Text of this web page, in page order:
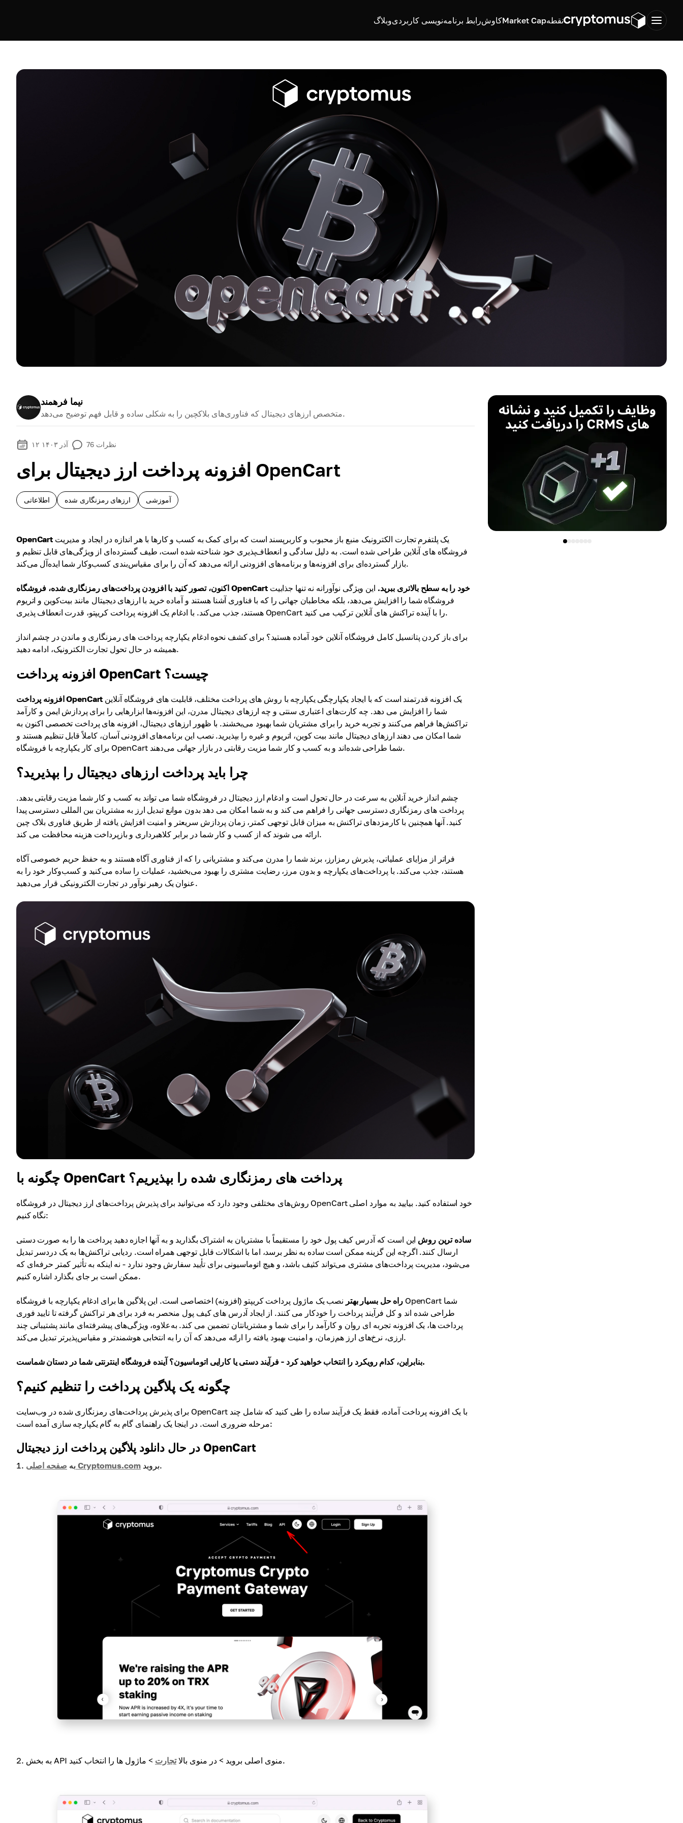
نقطهMarket Capکاوشرابط برنامه‌نویسی کاربردیوبلاگ
نیما فرهمند
متخصص ارزهای دیجیتال که فناوری‌های بلاکچین را به شکلی ساده و قابل فهم توضیح می‌دهد.
۱۲ آذر ۱۴۰۳ 76 نظرات
افزونه پرداخت ارز دیجیتال برای OpenCart
اطلاعاتی ارزهای رمزنگاری شده آموزشی
OpenCart
فروشگاه های آنلاین طراحی شده است. به دلیل سادگی و انعطاف‌پذیری خود شناخته شده است، طیف گسترده‌ای از ویژگی‌های قابل تنظیم و
بازار گسترده‌ای برای افزونه‌ها و برنامه‌های افزودنی ارائه می‌دهد که آن را برای مقیاس‌بندی کسب‌وکار شما ایده‌آل می‌کند.
اکنون، تصور کنید با افزودن پرداخت‌های رمزنگاری شده، فروشگاه OpenCart خود را به سطح بالاتری ببرید. این ویژگی نوآورانه نه تنها جذابیت
فروشگاه شما را افزایش می‌دهد، بلکه مخاطبان جهانی را که با فناوری آشنا هستند و آماده خرید با ارزهای دیجیتال مانند بیت‌کوین و اتریوم
هستند، جذب می‌کند. با ادغام یک افزونه پرداخت کریپتو، قدرت انعطاف پذیری OpenCart را با آینده تراکنش های آنلاین ترکیب می کنید.
برای باز کردن پتانسیل کامل فروشگاه آنلاین خود آماده هستید؟ برای کشف نحوه ادغام یکپارچه پرداخت های رمزنگاری و ماندن در چشم انداز
همیشه در حال تحول تجارت الکترونیک، ادامه دهید.
افزونه پرداخت OpenCart چیست؟
افزونه پرداخت OpenCart
شما را افزایش می دهد. چه کارت‌های اعتباری سنتی و چه ارزهای دیجیتال مدرن، این افزونه‌ها ابزارهایی را برای پردازش ایمن و کارآمد
تراکنش‌ها فراهم می‌کنند و تجربه خرید را برای مشتریان شما بهبود می‌بخشند. با ظهور ارزهای دیجیتال، افزونه های پرداخت تخصصی اکنون به
شما امکان می دهند ارزهای دیجیتال مانند بیت کوین، اتریوم و غیره را بپذیرید. نصب این برنامه‌های افزودنی آسان، کاملاً قابل تنظیم هستند و
برای کار یکپارچه با فروشگاه OpenCart شما طراحی شده‌اند و به کسب و کار شما مزیت رقابتی در بازار جهانی می‌دهند.
چرا باید پرداخت ارزهای دیجیتال را بپذیرید؟
چشم انداز خرید آنلاین به سرعت در حال تحول است و ادغام ارز دیجیتال در فروشگاه شما می تواند به کسب و کار شما مزیت رقابتی بدهد.
پرداخت های رمزنگاری دسترسی جهانی را فراهم می کند و به شما امکان می دهد بدون موانع تبدیل ارز به مشتریان بین المللی دسترسی پیدا
کنید. آنها همچنین با کارمزدهای تراکنش به میزان قابل توجهی کمتر، زمان پردازش سریعتر و امنیت افزایش یافته از طریق فناوری بلاک چین
ارائه می شوند که از کسب و کار شما در برابر کلاهبرداری و بازپرداخت هزینه محافظت می کند.
فراتر از مزایای عملیاتی، پذیرش رمزارز، برند شما را مدرن می‌کند و مشتریانی را که از فناوری آگاه هستند و به حفظ حریم خصوصی آگاه
هستند، جذب می‌کند. با پرداخت‌های یکپارچه و بدون مرز، رضایت مشتری را بهبود می‌بخشید، عملیات را ساده می‌کنید و کسب‌وکار خود را به
عنوان یک رهبر نوآور در تجارت الکترونیکی قرار می‌دهید.
چگونه با OpenCart پرداخت های رمزنگاری شده را بپذیریم؟
روش‌های مختلفی وجود دارد که می‌توانید برای پذیرش پرداخت‌های ارز دیجیتال در فروشگاه OpenCart خود استفاده کنید. بیایید به موارد اصلی
نگاه کنیم:
ساده ترین روش این است که آدرس کیف پول خود را مستقیماً با مشتریان به اشتراک بگذارید و به آنها اجازه دهید پرداخت ها را به صورت دستی
ارسال کنند. اگرچه این گزینه ممکن است ساده به نظر برسد، اما با اشکالات قابل توجهی همراه است. ردیابی تراکنش‌ها به یک دردسر تبدیل
می‌شود، مدیریت پرداخت‌های مشتری می‌تواند کثیف باشد، و هیچ اتوماسیونی برای تأیید سفارش وجود ندارد - نه اینکه به تأثیر کمتر حرفه‌ای که
ممکن است بر جای بگذارد اشاره کنیم.
راه حل بسیار بهتر نصب یک ماژول پرداخت کریپتو (افزونه) اختصاصی است. این پلاگین ها برای ادغام یکپارچه با فروشگاه OpenCart شما
طراحی شده اند و کل فرآیند پرداخت را خودکار می کنند. از ایجاد آدرس های کیف پول منحصر به فرد برای هر تراکنش گرفته تا تایید فوری
پرداخت ها، یک افزونه تجربه ای روان و کارآمد را برای شما و مشتریانتان تضمین می کند. به‌علاوه، ویژگی‌های پیشرفته‌ای مانند پشتیبانی چند
ارزی، نرخ‌های ارز هم‌زمان، و امنیت بهبود یافته را ارائه می‌دهد که آن را به انتخابی هوشمندتر و مقیاس‌پذیرتر تبدیل می‌کند.
بنابراین، کدام رویکرد را انتخاب خواهید کرد - فرآیند دستی یا کارایی اتوماسیون؟ آینده فروشگاه اینترنتی شما در دستان شماست.
چگونه یک پلاگین پرداخت را تنظیم کنیم؟
برای پذیرش پرداخت‌های رمزنگاری شده در وب‌سایت OpenCart با یک افزونه پرداخت آماده، فقط یک فرآیند ساده را طی کنید که شامل چند
مرحله ضروری است. در اینجا یک راهنمای گام به گام یکپارچه سازی آمده است:
در حال دانلود پلاگین پرداخت ارز دیجیتال OpenCart
به صفحه اصلی Cryptomus.com بروید.
به بخش API منوی اصلی بروید > در منوی بالاتجارت > ماژول ها را انتخاب کنید.